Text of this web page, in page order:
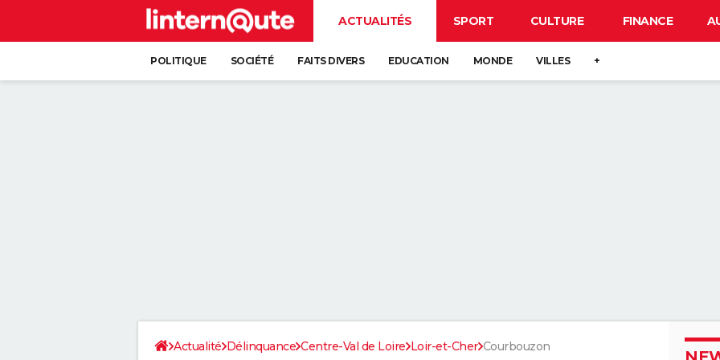
ACTUALITÉS SPORT CULTURE FINANCE
POLITIQUE SOCIÉTÉ FAITS DIVERS EDUCATION MONDE VILLES +
Actualité Délinquance Centre-Val de Loire Loir-et-Cher Courbouzon